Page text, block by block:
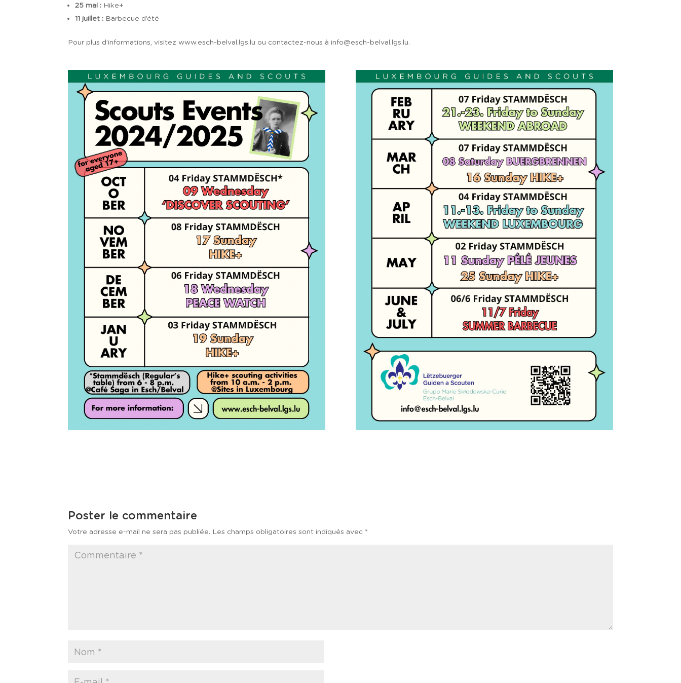
25 mai : Hike+
11 juillet : Barbecue d’été
Pour plus d’informations, visitez www.esch-belval.lgs.lu ou contactez-nous à info@esch-belval.lgs.lu.
Poster le commentaire
Votre adresse e-mail ne sera pas publiée. Les champs obligatoires sont indiqués avec *